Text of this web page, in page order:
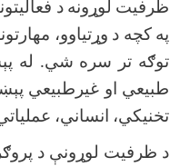
ظرفیت لوړونه د
په کچه د وړتیاوو،
توګه تر سره شي. له
طبیعي او غیرطبیعي
تخنیکي، انساني،
د ظرفیت لوړونې د